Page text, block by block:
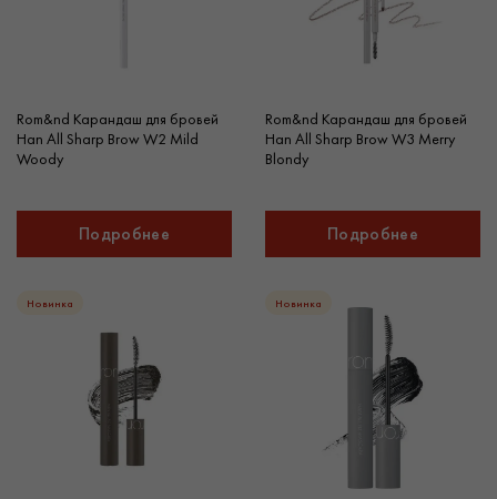
Rom&nd Карандаш для бровей
Han All Sharp Brow W2 Mild
Woody
Подробнее
Rom&nd Карандаш для бровей
Han All Sharp Brow W3 Merry
Blondy
Подробнее
Новинка Новинка